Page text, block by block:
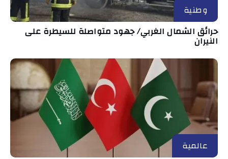
وطنية
حرائق الشمال الغربي/ جهود متواصلة للسيطرة على
النيران
عالمية